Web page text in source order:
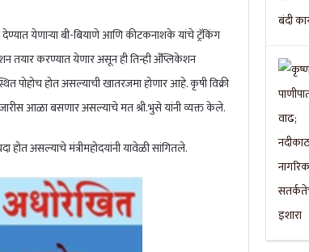
देण्यात येणाऱ्या बी-बियाणे आणि कीटकनाशके यांचे ट्रॅकिंग
करण्यात येणार असून ही तिन्ही अँप्लिकेशन
पोहोच होत असल्याची खातरजमा होणार आहे. कृषी विक्री
आळा बसणार असल्याचे मत श्री.भुसे यांनी व्यक्त केले.
असल्याचे मंत्रीमहोदयांनी यावेळी सांगितले.